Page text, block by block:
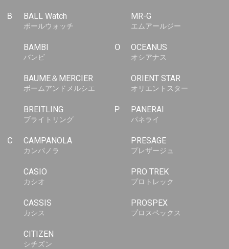
B BALL Watch
ボールウォッチ
BAMBI
バンビ
BAUME＆MERCIER
ボームアンドメルシエ
BREITLING
ブライトリング
C CAMPANOLA
カンパノラ
CASIO
カシオ
CASSIS
カシス
CITIZEN
シチズン
MR-G
エムアールジー
O OCEANUS
オシアナス
ORIENT STAR
オリエントスター
P PANERAI
パネライ
PRESAGE
プレザージュ
PRO TREK
プロトレック
PROSPEX
プロスペックス